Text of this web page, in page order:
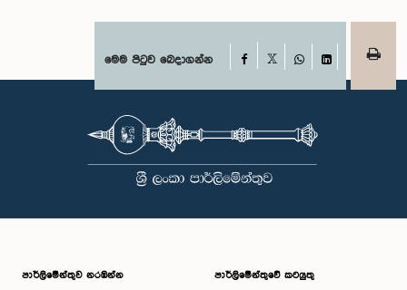
මෙම පිටුව බෙදාගන්න Facebook
WhatsAppLinkedIn
පාර්ලි‌මේන්තුව නරඹන්න පාර්ලිමේන්තුවේ කටයුතු